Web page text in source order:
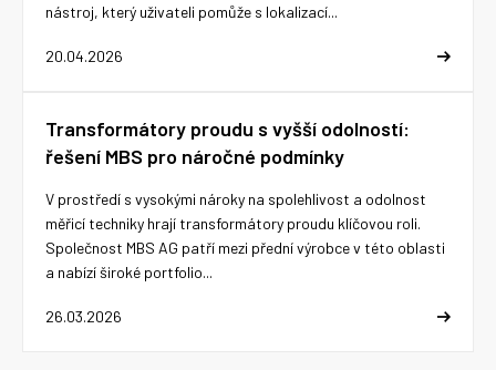
20.04.2026
nástroj, který uživateli pomůže s lokalizací...
Transformátory proudu s vyšší odolností:
řešení MBS pro náročné podmínky
26.03.2026
V prostředí s vysokými nároky na spolehlivost a odolnost
měřicí techniky hrají transformátory proudu klíčovou roli.
Společnost MBS AG patří mezi přední výrobce v této oblasti
a nabízí široké portfolio...